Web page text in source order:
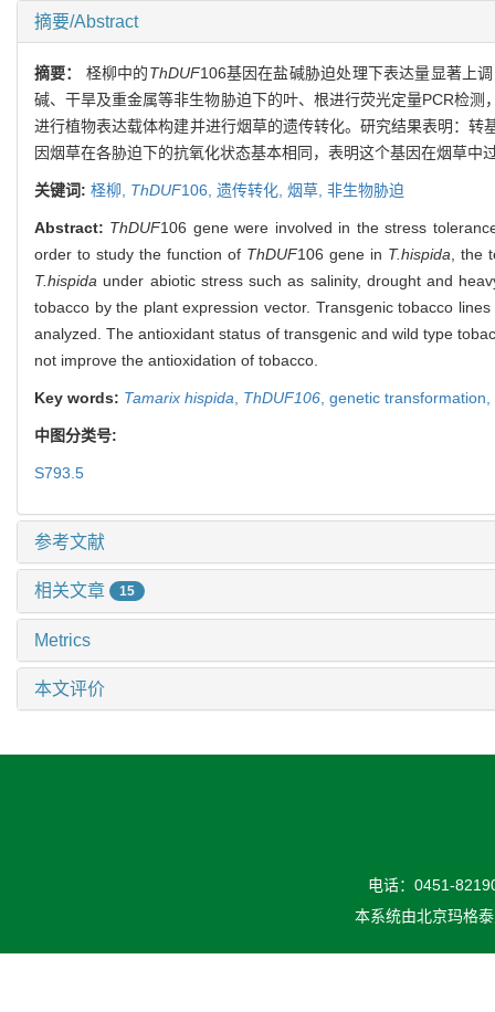
摘要/Abstract
摘要： 柽柳中的ThDUF106基因在盐碱胁迫处理下表达量显著上
碱、干旱及重金属等非生物胁迫下的叶、根进行荧光定量PCR检测
进行植物表达载体构建并进行烟草的遗传转化。研究结果表明：
因烟草在各胁迫下的抗氧化状态基本相同，表明这个基因在烟草中
关键词: 柽柳, ThDUF106, 遗传转化, 烟草, 非生物胁迫
Abstract: ThDUF106 gene were involved in the stress
order to study the function of ThDUF106 gene in T.hispida , the
T.hispida under abiotic stress such as salinity, drought and
tobacco by the plant expression vector. Transgenic tobacco
analyzed. The antioxidant status of transgenic and wild type
not improve the antioxidation of tobacco.
Key words: Tamarix hispida ThDUF106 genetic transformation,
中图分类号:
S793.5
参考文献
相关文章 15
Metrics
本文评价
电话：0451-
本系统由北京玛格